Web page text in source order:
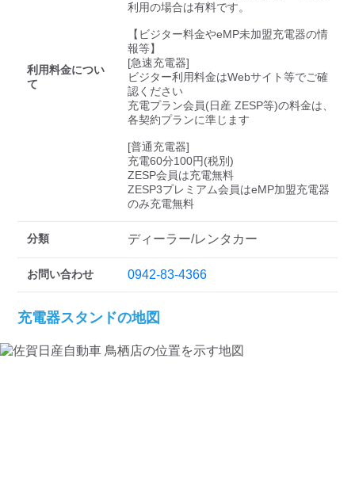
利用料金につい
て
利用の場合は有料です。
【ビジター料金やeMP未加盟充電器の情
報等】
[急速充電器]
ビジター利用料金はWebサイト等でご確
認ください
充電プラン会員(日産 ZESP等)の料金は、
各契約プランに準じます
[普通充電器]
充電60分100円(税別)
ZESP会員は充電無料
ZESP3プレミアム会員はeMP加盟充電器
のみ充電無料
分類 ディーラー/レンタカー
お問い合わせ 0942-83-4366
充電器スタンドの地図